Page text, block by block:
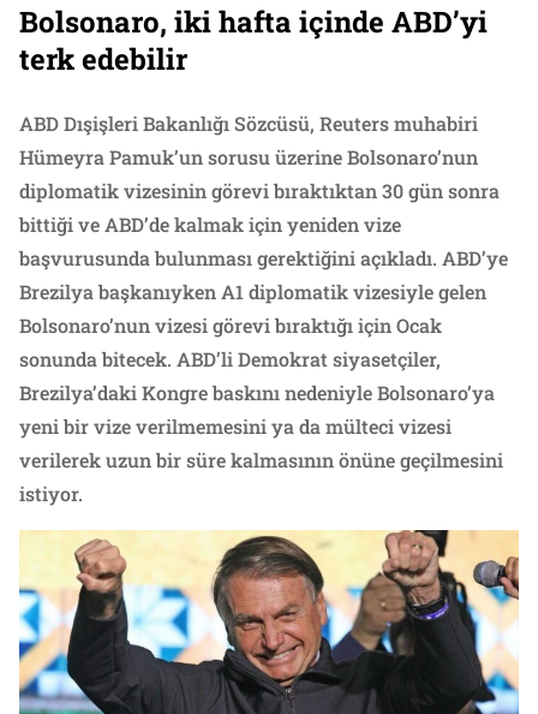
Bolsonaro, iki hafta içinde ABD’yi
terk edebilir
ABD Dışişleri Bakanlığı Sözcüsü, Reuters muhabiri
Hümeyra Pamuk’un sorusu üzerine Bolsonaro’nun
diplomatik vizesinin görevi bıraktıktan 30 gün sonra
bittiği ve ABD’de kalmak için yeniden vize
başvurusunda bulunması gerektiğini açıkladı. ABD’ye
Brezilya başkanıyken A1 diplomatik vizesiyle gelen
Bolsonaro’nun vizesi görevi bıraktığı için Ocak
sonunda bitecek. ABD’li Demokrat siyasetçiler,
Brezilya’daki Kongre baskını nedeniyle Bolsonaro’ya
yeni bir vize verilmemesini ya da mülteci vizesi
verilerek uzun bir süre kalmasının önüne geçilmesini
istiyor.